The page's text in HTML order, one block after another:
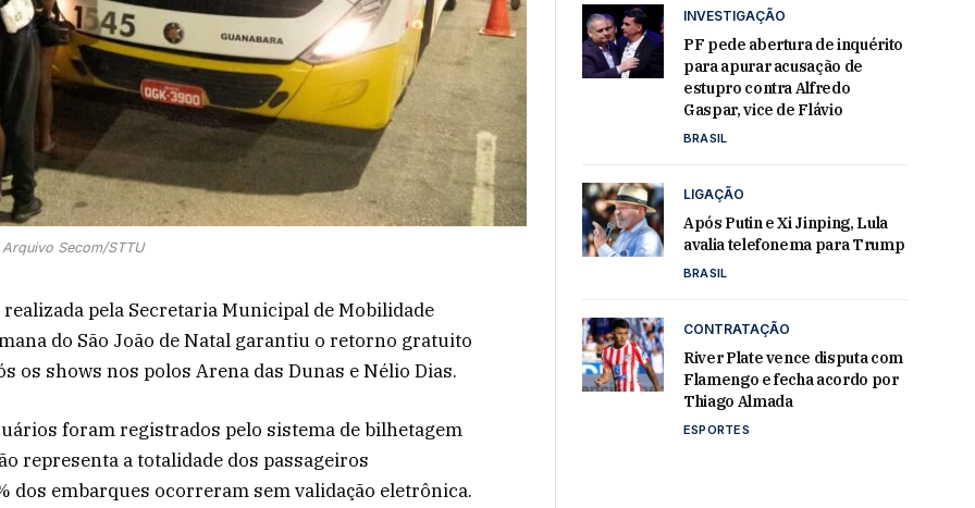
Secom/STTU
pela Secretaria Municipal de Mobilidade
do São João de Natal garantiu o retorno gratuito
os shows nos polos Arena das Dunas e Nélio Dias.
foram registrados pelo sistema de bilhetagem
representa a totalidade dos passageiros
dos embarques ocorreram sem validação eletrônica.
INVESTIGAÇÃO
PF pede abertura de inquérito
para apurar acusação de
estupro contra Alfredo
Gaspar, vice de Flávio
BRASIL
LIGAÇÃO
Após Putin e Xi Jinping, Lula
avalia telefonema para Trump
BRASIL
CONTRATAÇÃO
River Plate vence disputa com
Flamengo e fecha acordo por
Thiago Almada
ESPORTES